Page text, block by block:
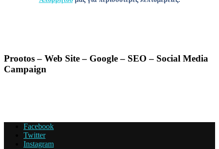
Prootos – Web Site – Google – SEO – Social Media
Campaign
Facebook
Twitter
Instagram